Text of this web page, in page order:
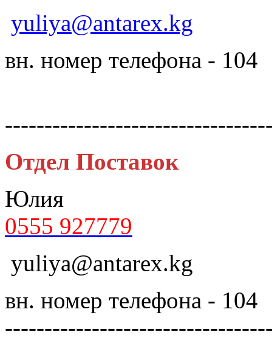
yuliya@antarex.kg
вн. номер телефона - 104
Отдел Поставок
Юлия
0555 927779
yuliya@antarex.kg
вн. номер телефона - 104